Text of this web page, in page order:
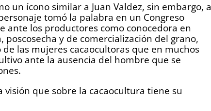
un ícono similar a Juan Valdez, sin embargo, a
tomó la palabra en un Congreso
ante los productores como conocedora en
y de comercialización del grano,
las mujeres cacaocultoras que en muchos
ante la ausencia del hombre que se
que sobre la cacaocultura tiene su